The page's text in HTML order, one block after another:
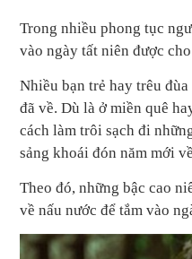
Trong nhiều phong tục
vào ngày tất niên được
Nhiều bạn trẻ hay trêu
đã về. Dù là ở miền quê
cách làm trôi sạch đi
sảng khoái đón năm mới
Theo đó, những bậc cao
về nấu nước để tắm vào